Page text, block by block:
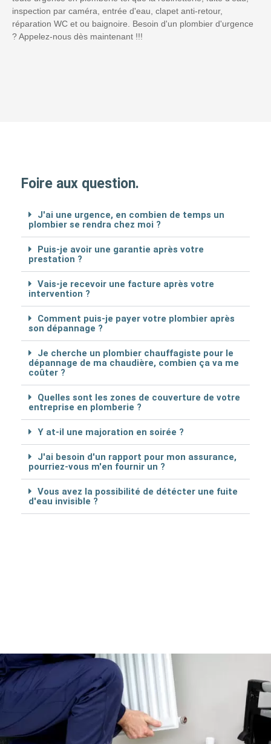
inspection par caméra, entrée d'eau, clapet anti-retour,
réparation WC et ou baignoire. Besoin d'un plombier d'urgence
? Appelez-nous dès maintenant !!!
Foire aux question.
J'ai une urgence, en combien de temps un
plombier se rendra chez moi ?
Puis-je avoir une garantie après votre
prestation ?
Vais-je recevoir une facture après votre
intervention ?
Comment puis-je payer votre plombier après
son dépannage ?
Je cherche un plombier chauffagiste pour le
dépannage de ma chaudière, combien ça va me
coûter ?
Quelles sont les zones de couverture de votre
entreprise en plomberie ?
Y at-il une majoration en soirée ?
J'ai besoin d'un rapport pour mon assurance,
pourriez-vous m'en fournir un ?
Vous avez la possibilité de détécter une fuite
d'eau invisible ?